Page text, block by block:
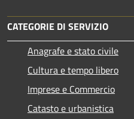
CATEGORIE DI SERVIZIO
Anagrafe e stato civile
Cultura e tempo libero
Imprese e Commercio
Catasto e urbanistica